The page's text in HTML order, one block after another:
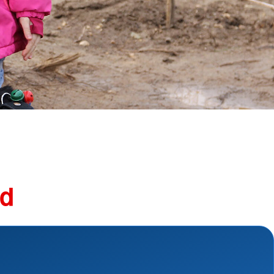
Perspektivberatung
Schutz und Rettung
Bergwacht
Betreuungsdienst
Blutspende
Kreisauskunftsbüro
Kriseninterventionsdienst
Rettungsdienst